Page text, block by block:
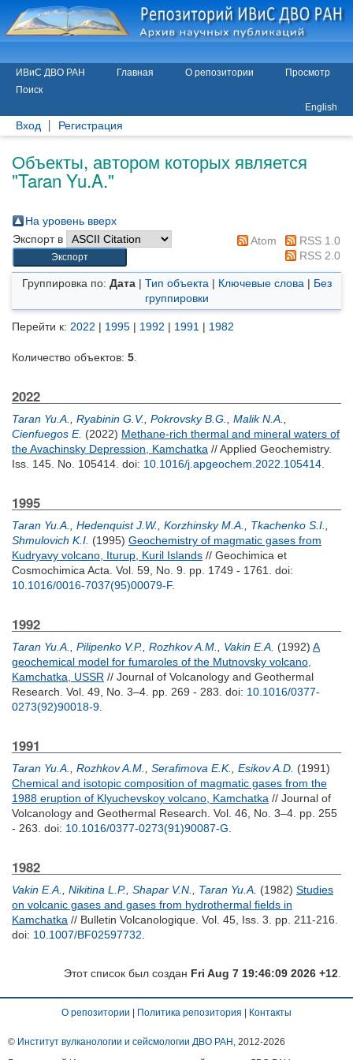
ИВиС ДВО РАН Главная О репозитории
Просмотр
Поиск
English
Вход Регистрация
Объекты, автором которых является
"Taran Yu.A."
На уровень вверх
Экспорт в
Atom
RSS 1.0
RSS 2.0
Группировка по: Дата| Тип объекта | Ключевые слова | Без
группировки
Перейти к: 2022 | 1995 | 1992 | 1991 | 1982
Количество объектов: 5
2022
Taran Yu.A. Ryabinin G.V. Pokrovsky B.G. Malik N.A.
Cienfuegos E. (2022) Methane-rich thermal and mineral waters of
the Avachinsky Depression, Kamchatka // Applied Geochemistry.
Iss. 145. No. 105414. doi: 10.1016/j.apgeochem.2022.105414
1995
Taran Yu.A. Hedenquist J.W. Korzhinsky M.A. Tkachenko S.I.
Shmulovich K.I. (1995) Geochemistry of magmatic gases from
Kudryavy volcano, Iturup, Kuril Islands // Geochimica et
Cosmochimica Acta. Vol. 59, No. 9. pp. 1749 - 1761. doi:
10.1016/0016-7037(95)00079-F.
1992
Taran Yu.A. Pilipenko V.P. Rozhkov A.M. Vakin E.A. (1992) A
geochemical model for fumaroles of the Mutnovsky volcano,
Kamchatka, USSR // Journal of Volcanology and Geothermal
Research. Vol. 49, No. 3–4. pp. 269 - 283. doi: 10.1016/0377-
0273(92)90018-9
1991
Taran Yu.A. Rozhkov A.M. Serafimova E.K. Esikov A.D. (1991)
Chemical and isotopic composition of magmatic gases from the
1988 eruption of Klyuchevskoy volcano, Kamchatka // Journal of
Volcanology and Geothermal Research. Vol. 46, No. 3–4. pp. 255
- 263. doi: 10.1016/0377-0273(91)90087-G
1982
Vakin E.A. Nikitina L.P. Shapar V.N. Taran Yu.A. (1982) Studies
on volcanic gases and gases from hydrothermal fields in
Kamchatka // Bulletin Volcanologique. Vol. 45, Iss. 3. pp. 211-216.
doi: 10.1007/BF02597732
Этот список был создан Fri Aug 7 19:46:09 2026 +12
О репозитории Политика репозитория Контакты
© Институт вулканологии и сейсмологии ДВО РАН , 2012-2026